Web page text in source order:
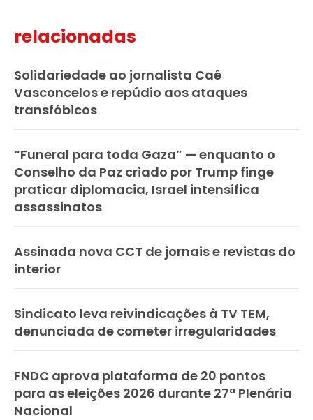
relacionadas
Solidariedade ao jornalista Caê
Vasconcelos e repúdio aos ataques
transfóbicos
“Funeral para toda Gaza” — enquanto o
Conselho da Paz criado por Trump finge
praticar diplomacia, Israel intensifica
assassinatos
Assinada nova CCT de jornais e revistas do
interior
Sindicato leva reivindicações à TV TEM,
denunciada de cometer irregularidades
FNDC aprova plataforma de 20 pontos
para as eleições 2026 durante 27ª Plenária
Nacional